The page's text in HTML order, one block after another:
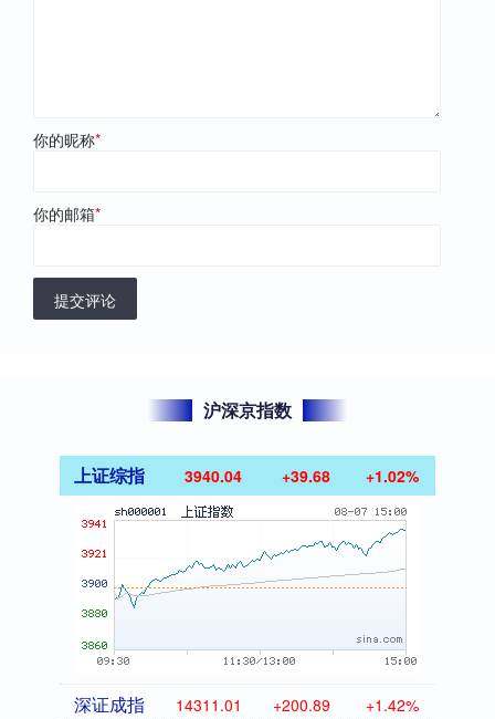
你的昵称*
你的邮箱*
提交评论
沪深京指数
上证综指 3940.04 +39.68 +1.02%
深证成指 14311.01 +200.89 +1.42%